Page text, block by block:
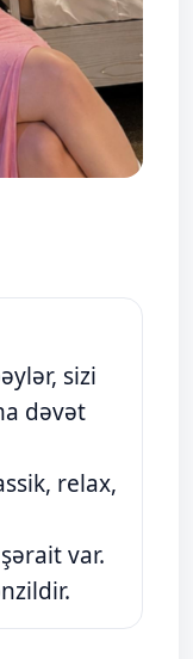
sizi
dəvət
relax,
var.